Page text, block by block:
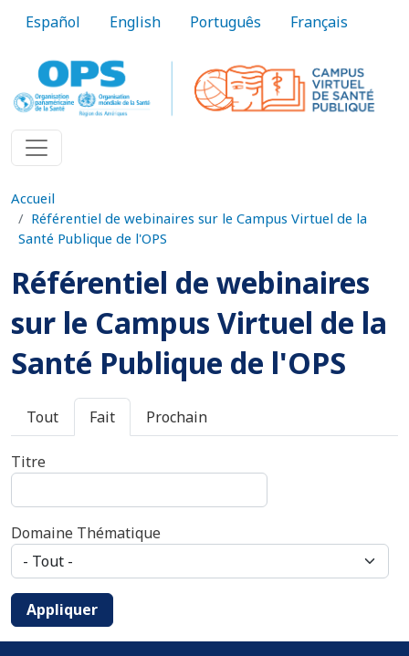
Español English Português Français
Accueil
Référentiel de webinaires sur le Campus Virtuel de la
Santé Publique de l'OPS
Référentiel de webinaires
sur le Campus Virtuel de la
Santé Publique de l'OPS
Onglets principaux
Tout Fait Prochain
Titre
Domaine Thématique
Appliquer